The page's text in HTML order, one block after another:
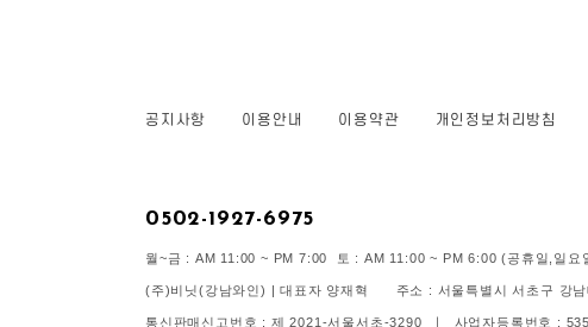
공지사항 이용안내 이용약관 개인정보처리방침
0502-1927-6975
월~금 : AM 11:00 ~ PM 7:00 토 : AM 11:00 ~ PM 6:00 (공휴일,일요
(주)비닛(강남와인) | 대표자 양재혁 주소 : 서울특별시 서초구 강남
통신판매신고번호 : 제 2021-서울서초-3290 ㅣ 사업자등록번호 :